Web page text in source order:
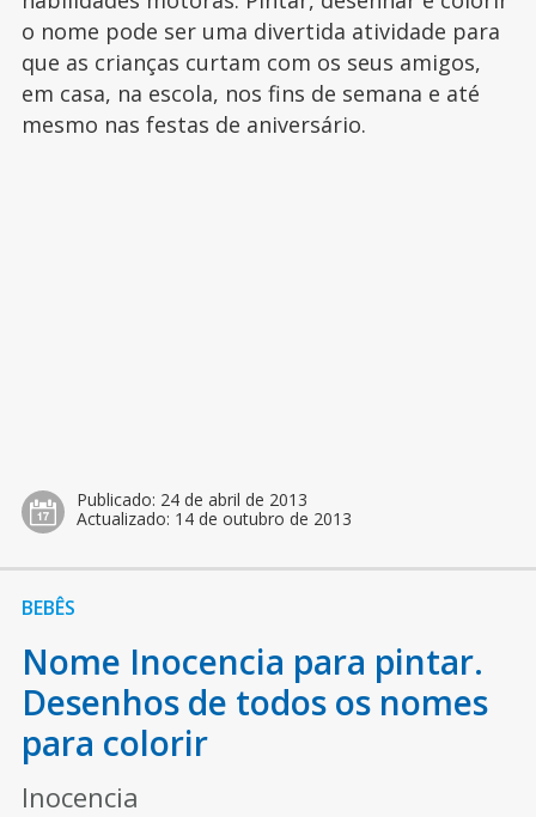
o nome pode ser uma divertida atividade para
que as crianças curtam com os seus amigos,
em casa, na escola, nos fins de semana e até
mesmo nas festas de aniversário.
Publicado: 24 de abril de 2013
Actualizado: 14 de outubro de 2013
BEBÊS
Nome Inocencia para pintar.
Desenhos de todos os nomes
para colorir
Inocencia